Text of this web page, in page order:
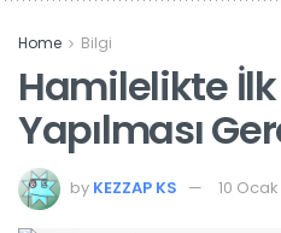
Home Bilgi
Hamilelikte İlk
Yapılması
by KEZZAP KS 10